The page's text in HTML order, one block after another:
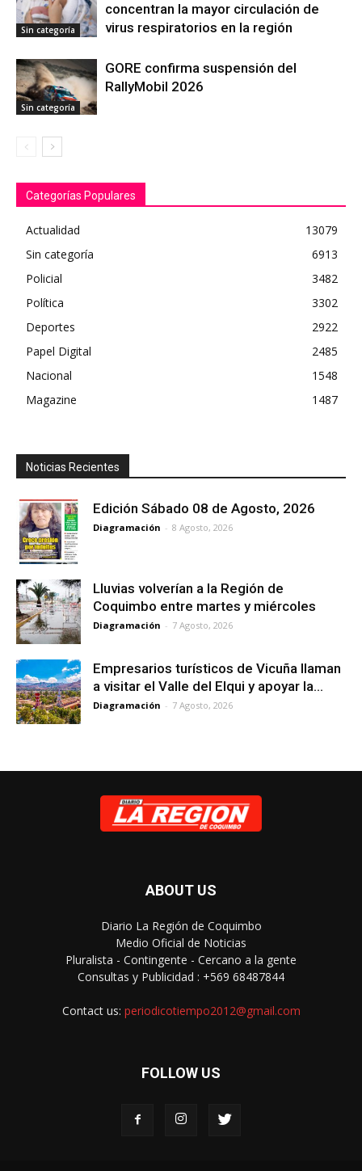
Sin categoría
concentran la mayor circulación de
virus respiratorios en la región
Sin categoría
GORE confirma suspensión del
RallyMobil 2026
Categorías Populares
Actualidad
13079
Sin categoría
6913
Policial
3482
Política
3302
Deportes
2922
Papel Digital
2485
Nacional
1548
Magazine
1487
Noticias Recientes
Edición Sábado 08 de Agosto, 2026
Diagramación - 8 Agosto, 2026
Lluvias volverían a la Región de
Coquimbo entre martes y miércoles
Diagramación - 7 Agosto, 2026
Empresarios turísticos de Vicuña llaman
a visitar el Valle del Elqui y apoyar la...
Diagramación - 7 Agosto, 2026
ABOUT US
Diario La Región de Coquimbo
Medio Oficial de Noticias
Pluralista - Contingente - Cercano a la gente
Consultas y Publicidad : +569 68487844
Contact us: periodicotiempo2012@gmail.com
FOLLOW US